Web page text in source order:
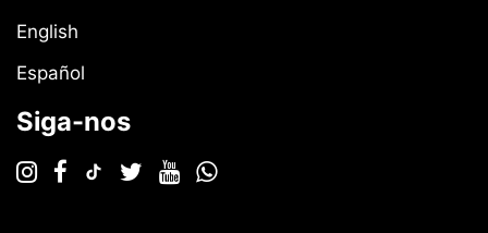
English
Español
Siga-nos